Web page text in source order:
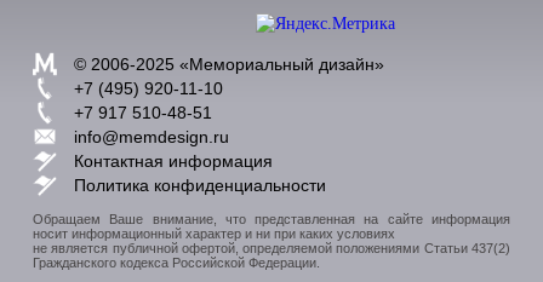
© 2006-2025 «Мемориальный дизайн»
+7 (495) 920-11-10
+7 917 510-48-51
info@memdesign.ru
Контактная информация
Политика конфиденциальности
Обращаем Ваше внимание, что представленная на сайте информация
носит информационный характер и ни при каких условиях
не является публичной офертой, определяемой положениями Статьи 437(2)
Гражданского кодекса Российской Федерации.